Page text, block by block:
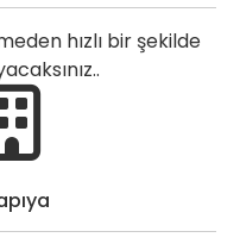
hızlı bir şekilde